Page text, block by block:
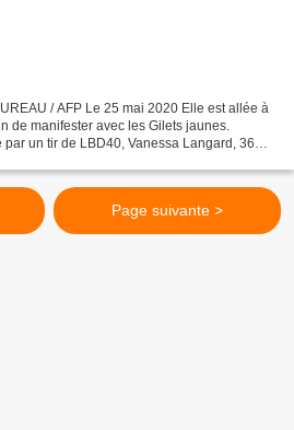
/ AFP Le 25 mai 2020 Elle est allée à
de manifester avec les Gilets jaunes.
un tir de LBD40, Vanessa Langard, 36
Page suivante >